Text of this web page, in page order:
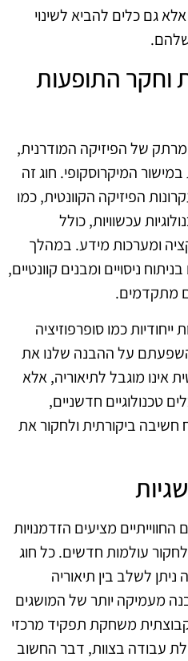
גם כלים להביא לשינוי
וחקר התופעות
של הפיזיקה המודרנית,
המיקרוסקופי. חוג זה
הפיזיקה הקוונטית, כמו
עכשוויות, כולל
ומערכות מידע. במהלך
ניסויים ומבנים קוונטיים,
מתקדמים.
כמו סופרפוזיציה
השפעתם על ההבנה שלנו את
אינו מוגבל לתיאוריה, אלא
טכנולוגיים חדשניים,
ביקורתית ולחקור את
החווייתיים מציעים הזדמנויות
עולמות חדשים. כל חוג
לשלב בין תיאוריה
מעמיקה יותר של המושגים
משחקת תפקיד מרכזי
עבודה בצוות, דבר החשוב